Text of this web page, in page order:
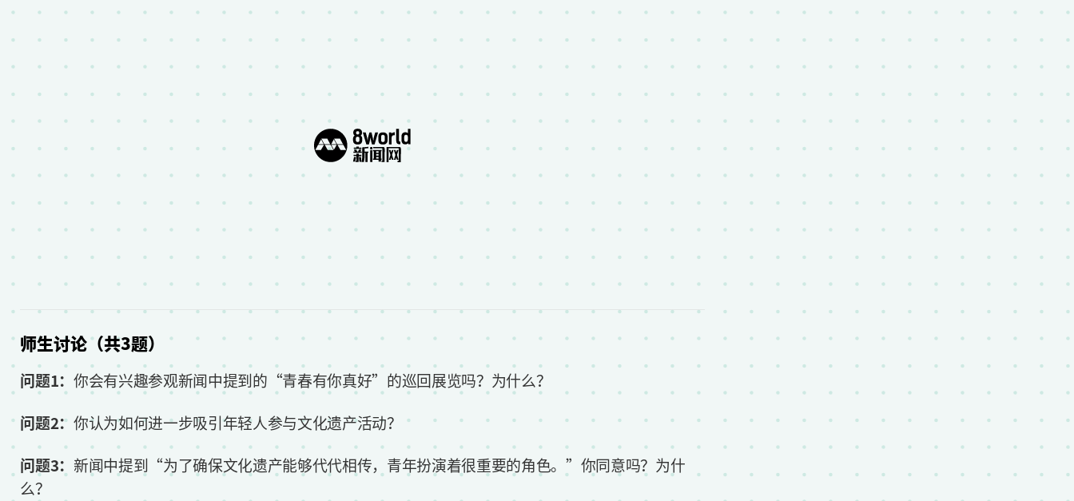
师生讨论（共3题）
问题1： 你会有兴趣参观新闻中提到的“青春有你真好”的巡回展览吗？为什么？
问题2： 你认为如何进一步吸引年轻人参与文化遗产活动？
问题3： 新闻中提到“为了确保文化遗产能够代代相传，青年扮演着很重要的角色。”你同意吗？为什
么？